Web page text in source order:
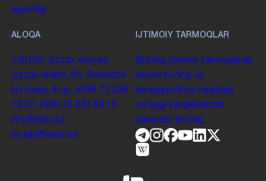
agentligi
ALOQA
130100. Jizzax viloyati,
Jizzax shahri, Sh. Rashidov
koʻchasi, 4-uy. +998 72 226
13 57 +998 72 226 68 10
info@jdpu.uz
jiz.jdpi@exat.uz
IJTIMOIY TARMOQLAR
Bizning ijtimoiy tarmoqlarda
obuna boʻling va
taraqqiyotimiz haqidagi
soʻnggi yangiliklardan
xabardor boʻling.